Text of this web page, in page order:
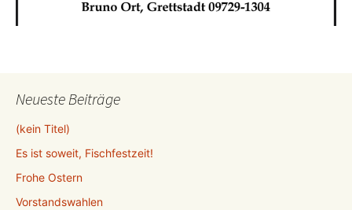
Neueste Beiträge
(kein Titel)
Es ist soweit, Fischfestzeit!
Frohe Ostern
Vorstandswahlen